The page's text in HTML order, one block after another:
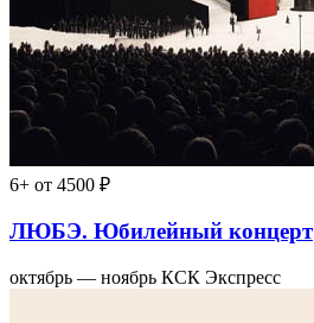
6+ от 4500 ₽
ЛЮБЭ. Юбилейный концерт
октябрь — ноябрь КСК Экспресс